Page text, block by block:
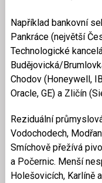
Například bankovní
Pankráce (největší
Technologické
Budějovická/
Chodov (Honeywell,
Oracle, GE) a Zličín
Reziduální
Vodochodech,
Smíchově přežívá
a Počernic. Menší
Holešovicích, Karlíně